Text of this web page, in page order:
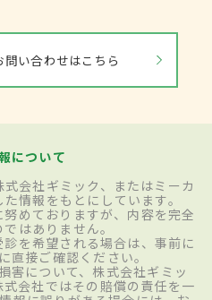
い合わせはこちら
について
会社ギミック、またはミーカ
情報をもとにしています。
めておりますが、内容を完全
はありません。
を希望される場合は、事前に
直接ご確認ください。
害について、株式会社ギミッ
会社ではその賠償の責任を一